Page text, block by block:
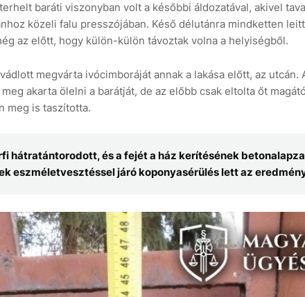
baráti viszonyban volt a későbbi áldozatával, akivel
közeli falu presszójában. Késő délutánra mindketten
az előtt, hogy külön-külön távoztak volna a helyiségből.
megvárta ivócimboráját annak a lakása előtt, az utcán.
akarta ölelni a barátját, de az előbb csak eltolta őt
meg is taszította.
hátratántorodott, és a fejét a ház kerítésének
eszméletvesztéssel járó koponyasérülés lett az